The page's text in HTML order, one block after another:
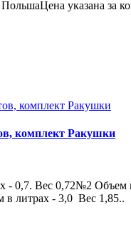
указана за
комплект Ракушки
- 0,7. Вес 0,72№2 Объем
литрах - 3,0 Вес 1,85..